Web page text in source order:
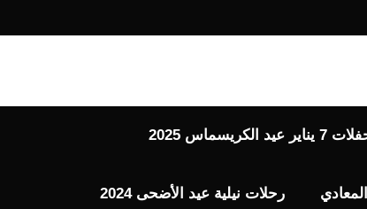
2025
رحلات نيلية عيد الأضحى 2024